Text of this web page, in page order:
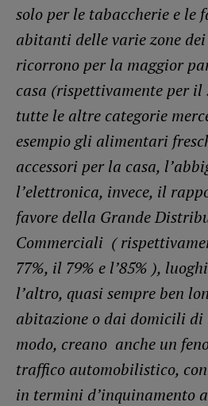
solo per le tabaccherie e le
abitanti delle varie zone
ricorrono per la maggior
casa (rispettivamente per il
tutte le altre categorie
esempio gli alimentari
accessori per la casa,
l’elettronica, invece, il
favore della Grande
Commerciali (
77%, il 79% e l’85% ),
l’altro, quasi sempre ben
abitazione o dai domicili
modo, creano anche un
traffico automobilistico, con
in termini d’inquinamento